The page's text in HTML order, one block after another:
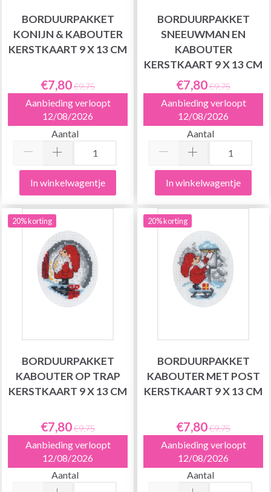
BORDUURPAKKET
KONIJN & KABOUTER
KERSTKAART 9 X 13 CM
€7,80€9,75
Aanbieding verloopt
12/08/2026
Aantal
In winkelwagentje
BORDUURPAKKET
SNEEUWMAN EN
KABOUTER
KERSTKAART 9 X 13 CM
€7,80€9,75
Aanbieding verloopt
12/08/2026
Aantal
In winkelwagentje
20% korting
BORDUURPAKKET
KABOUTER OP TRAP
KERSTKAART 9 X 13 CM
€7,80€9,75
Aanbieding verloopt
12/08/2026
Aantal
20% korting
BORDUURPAKKET
KABOUTER MET POST
KERSTKAART 9 X 13 CM
€7,80€9,75
Aanbieding verloopt
12/08/2026
Aantal